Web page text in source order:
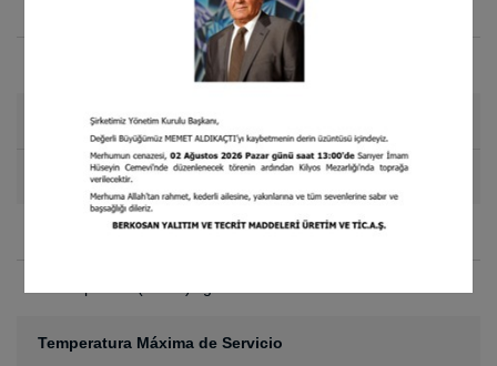
NORM: EN 823
Tamaño del Rollo
1.50 x 30 m
Absorción de Agua(en 28 días)
Temperatura Máxima de Servicio